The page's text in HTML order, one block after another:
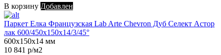
В корзину Добавлен
Паркет Елка Французская Lab Arte Chevron Дуб Селект Астор
лак 600/450х150х14/3/45°
600х150х14 мм
10 841 р/м2